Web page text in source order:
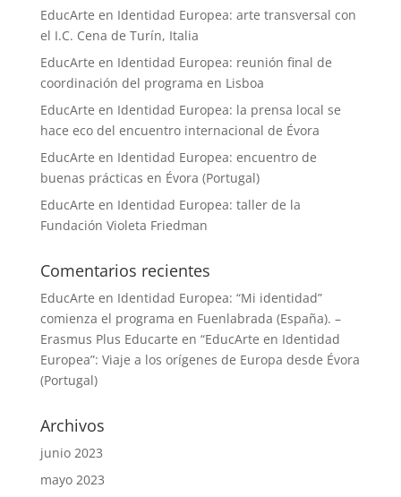
EducArte en Identidad Europea: arte transversal con
el I.C. Cena de Turín, Italia
EducArte en Identidad Europea: reunión final de
coordinación del programa en Lisboa
EducArte en Identidad Europea: la prensa local se
hace eco del encuentro internacional de Évora
EducArte en Identidad Europea: encuentro de
buenas prácticas en Évora (Portugal)
EducArte en Identidad Europea: taller de la
Fundación Violeta Friedman
Comentarios recientes
EducArte en Identidad Europea: “Mi identidad”
comienza el programa en Fuenlabrada (España). –
Erasmus Plus Educarte en “EducArte en Identidad
Europea”: Viaje a los orígenes de Europa desde Évora
(Portugal)
Archivos
junio 2023
mayo 2023